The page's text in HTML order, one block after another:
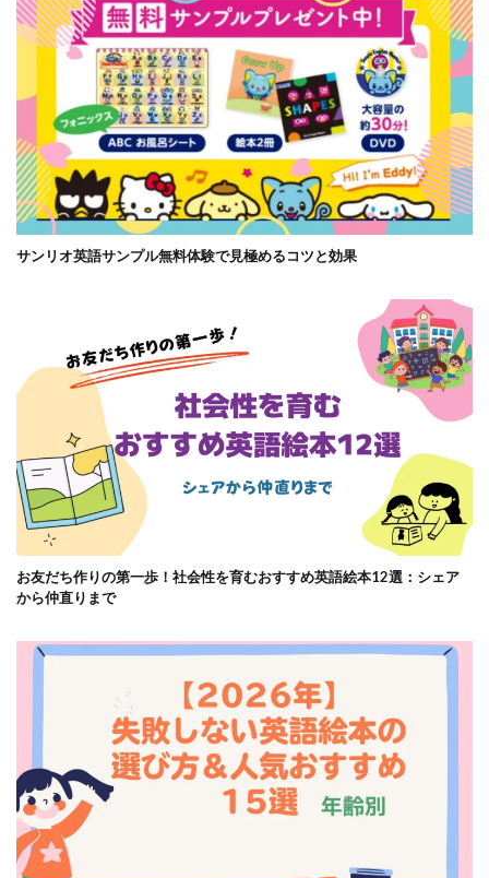
サンリオ英語サンプル無料体験で見極めるコツと効果
お友だち作りの第一歩！社会性を育むおすすめ英語絵本12選：シェア
から仲直りまで